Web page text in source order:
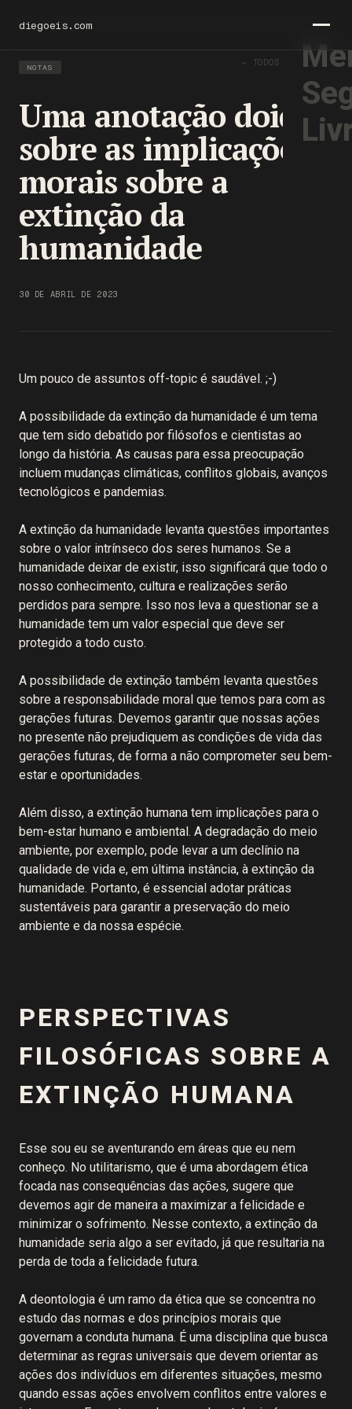
diegoeis.com
NOTAS ← TODOS OS TEXTOS
Uma anotação doida
sobre as implicações
morais sobre a
extinção da
humanidade
30 DE ABRIL DE 2023
Um pouco de assuntos off-topic é saudável. ;-)
A possibilidade da extinção da humanidade é um tema
que tem sido debatido por filósofos e cientistas ao
longo da história. As causas para essa preocupação
incluem mudanças climáticas, conflitos globais, avanços
tecnológicos e pandemias.
A extinção da humanidade levanta questões importantes
sobre o valor intrínseco dos seres humanos. Se a
humanidade deixar de existir, isso significará que todo o
nosso conhecimento, cultura e realizações serão
perdidos para sempre. Isso nos leva a questionar se a
humanidade tem um valor especial que deve ser
protegido a todo custo.
A possibilidade de extinção também levanta questões
sobre a responsabilidade moral que temos para com as
gerações futuras. Devemos garantir que nossas ações
no presente não prejudiquem as condições de vida das
gerações futuras, de forma a não comprometer seu bem-
estar e oportunidades.
Além disso, a extinção humana tem implicações para o
bem-estar humano e ambiental. A degradação do meio
ambiente, por exemplo, pode levar a um declínio na
qualidade de vida e, em última instância, à extinção da
humanidade. Portanto, é essencial adotar práticas
sustentáveis para garantir a preservação do meio
ambiente e da nossa espécie.
PERSPECTIVAS
FILOSÓFICAS SOBRE A
EXTINÇÃO HUMANA
Esse sou eu se aventurando em áreas que eu nem
conheço. No utilitarismo, que é uma abordagem ética
focada nas consequências das ações, sugere que
devemos agir de maneira a maximizar a felicidade e
minimizar o sofrimento. Nesse contexto, a extinção da
humanidade seria algo a ser evitado, já que resultaria na
perda de toda a felicidade futura.
A deontologia é um ramo da ética que se concentra no
estudo das normas e dos princípios morais que
governam a conduta humana. É uma disciplina que busca
determinar as regras universais que devem orientar as
ações dos indivíduos em diferentes situações, mesmo
quando essas ações envolvem conflitos entre valores e